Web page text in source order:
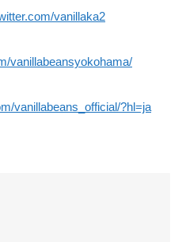
vanillaka2
vanillabeansyokohama/
vanillabeans_official/?hl=ja